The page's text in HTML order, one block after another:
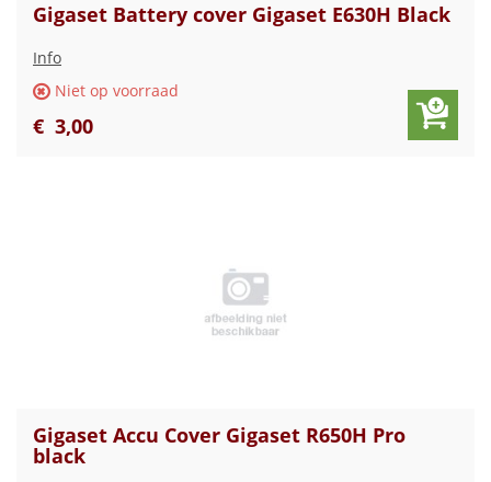
Gigaset Battery cover Gigaset E630H Black
Info
Niet op voorraad
€ 3,00
Gigaset Accu Cover Gigaset R650H Pro
black